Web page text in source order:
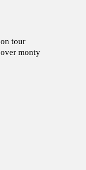
on tour
over monty